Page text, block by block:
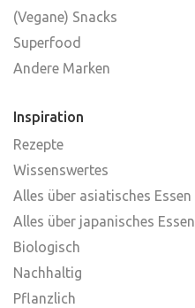
(Vegane) Snacks
Superfood
Andere Marken
Inspiration
Rezepte
Wissenswertes
Alles über asiatisches Essen
Alles über japanisches Essen
Biologisch
Nachhaltig
Pflanzlich